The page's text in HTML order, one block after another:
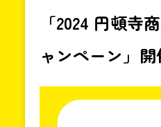
「2024 円頓寺
ャンペーン」